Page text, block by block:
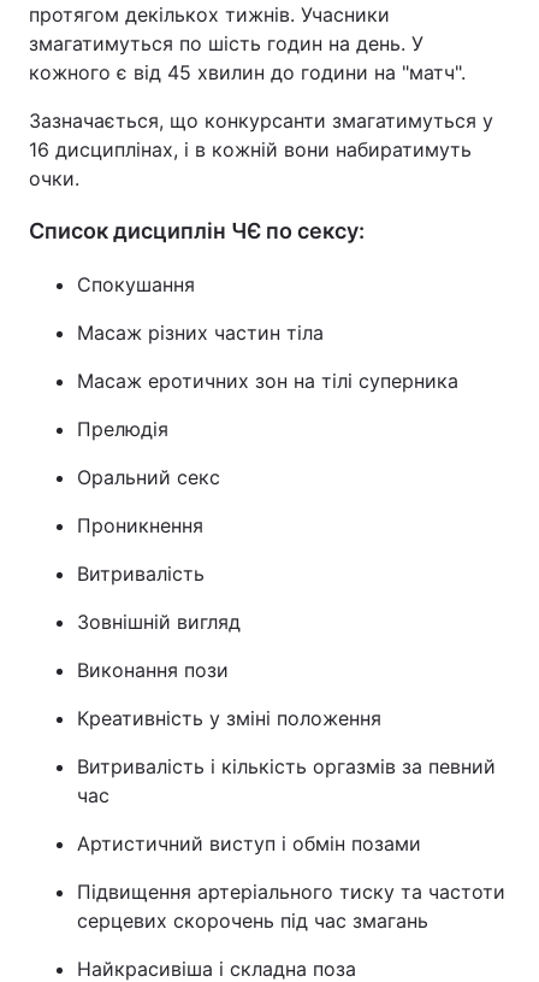
протягом декількох тижнів. Учасники
змагатимуться по шість годин на день. У
кожного є від 45 хвилин до години на "матч".
Зазначається, що конкурсанти змагатимуться у
16 дисциплінах, і в кожній вони набиратимуть
очки.
Список дисциплін ЧЄ по сексу:
Спокушання
Масаж різних частин тіла
Масаж еротичних зон на тілі суперника
Прелюдія
Оральний секс
Проникнення
Витривалість
Зовнішній вигляд
Виконання пози
Креативність у зміні положення
Витривалість і кількість оргазмів за певний
час
Артистичний виступ і обмін позами
Підвищення артеріального тиску та частоти
серцевих скорочень під час змагань
Найкрасивіша і складна поза